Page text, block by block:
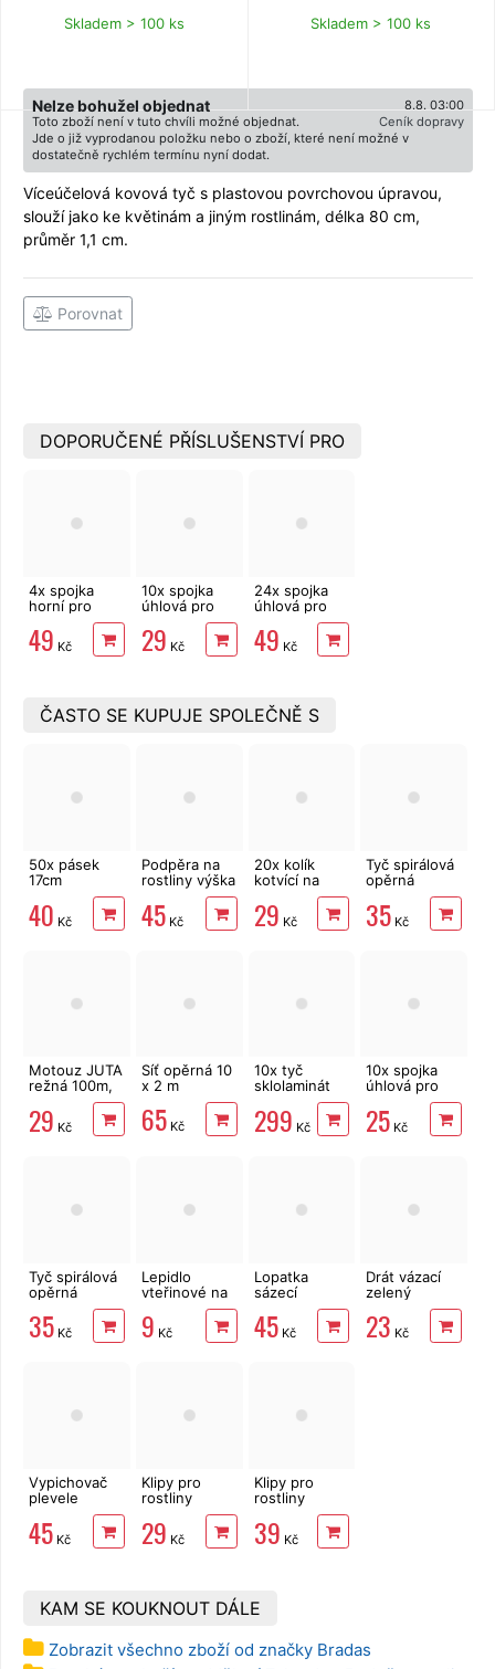
Skladem > 100 ks Skladem > 100 ks
8.8. 03:00
Nelze bohužel objednat
Ceník dopravy
Toto zboží není v tuto chvíli možné objednat.
Jde o již vyprodanou položku nebo o zboží, které není možné v
dostatečně rychlém termínu nyní dodat.
Víceúčelová kovová tyč s plastovou povrchovou úpravou,
slouží jako ke květinám a jiným rostlinám, délka 80 cm,
průměr 1,1 cm.
Porovnat
DOPORUČENÉ PŘÍSLUŠENSTVÍ PRO
4x spojka
horní pro
opěrnou tyč
1,1 cm
49 Kč
10x spojka
úhlová pro
opěrnou tyč
1,1 cm
29 Kč
24x spojka
úhlová pro
opěrnou tyč
1,1 cm
49 Kč
ČASTO SE KUPUJE SPOLEČNĚ S
50x pásek
17cm
rozepínací,
vázací
40 Kč
Podpěra na
rostliny výška
patra
45Kč
20x kolík
kotvící na
upevnění
textilie 12 cm
29 Kč
Tyč spirálová
opěrná
komaxit 180
cm, d. 7 mm
35 Kč
Motouz JUTA
režná 100m,
1,5mm, 100g
29 Kč
Síť opěrná 10
x 2 m
65Kč
10x tyč
sklolaminát
7,9mm
299 Kč
10x spojka
úhlová pro
opěrnou tyč
1,1 cm
25 Kč
Tyč spirálová
opěrná
pozinkovaná
180 cm, d. 7
mm
35 Kč
Lepidlo
vteřinové na
kov, plast,
gumu i dřevo
9 Kč
Lopatka
sázecí
kovová široká
Bradas DE
LUXE
45Kč
Drát vázací
zelený
0,6mm, 30m
23 Kč
Vypichovač
plevele
Bradas DE
LUXE
45 Kč
Klipy pro
rostliny
Bradas 45 ks
29 Kč
Klipy pro
rostliny
Bradas 20 ks
39 Kč
KAM SE KOUKNOUT DÁLE
Zobrazit všechno zboží od značky Bradas